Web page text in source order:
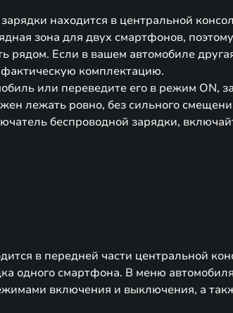
находится в центральной
зона для двух смартфонов,
рядом. Если в вашем автомобиле
комплектацию.
или переведите его в режим ON,
лежать ровно, без сильного
беспроводной зарядки,
в передней части центральной
одного смартфона. В меню
включения и выключения, а